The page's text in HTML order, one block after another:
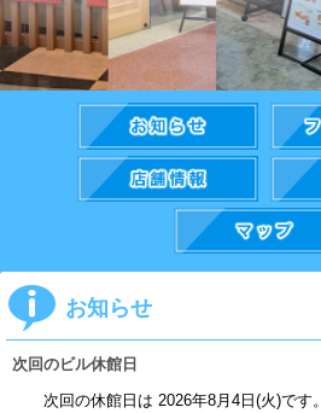
お知らせ
次回のビル休館日
次回の休館日は 2026年8月4日(火)です。